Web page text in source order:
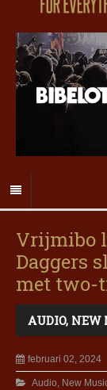
Vrijmibo
Daggers
met two-
AUDIO, NEW
februari 02, 2024
Audio, New